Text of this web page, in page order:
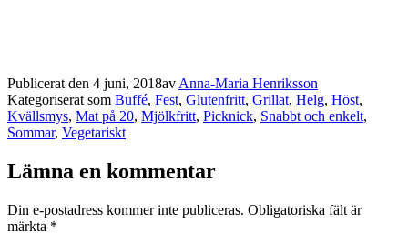
Publicerat den 4 juni, 2018av Anna-Maria Henriksson
Kategoriserat som Buffé, Fest, Glutenfritt, Grillat, Helg, Höst,
Kvällsmys, Mat på 20, Mjölkfritt, Picknick, Snabbt och enkelt,
Sommar, Vegetariskt
Lämna en kommentar
Din e-postadress kommer inte publiceras. Obligatoriska fält är
märkta *